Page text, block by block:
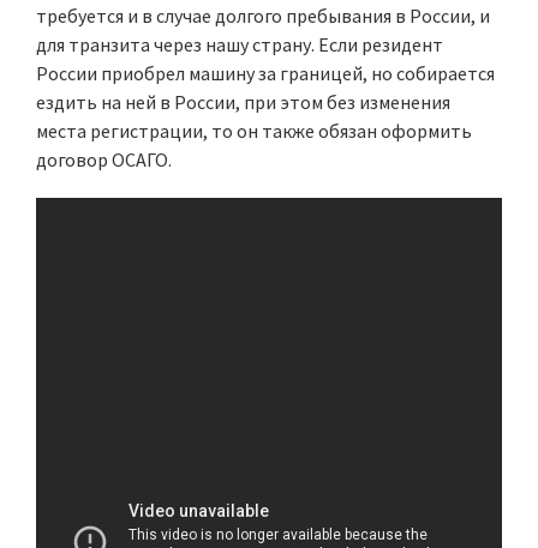
требуется и в случае долгого пребывания в России, и
для транзита через нашу страну. Если резидент
России приобрел машину за границей, но собирается
ездить на ней в России, при этом без изменения
места регистрации, то он также обязан оформить
договор ОСАГО.